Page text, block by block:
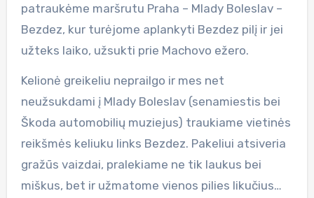
patraukėme maršrutu Praha – Mlady Boleslav –
Bezdez, kur turėjome aplankyti Bezdez pilį ir jei
užteks laiko, užsukti prie Machovo ežero.
Kelionė greikeliu neprailgo ir mes net
neužsukdami į Mlady Boleslav (senamiestis bei
Škoda automobilių muziejus) traukiame vietinės
reikšmės keliuku links Bezdez. Pakeliui atsiveria
gražūs vaizdai, pralekiame ne tik laukus bei
miškus, bet ir užmatome vienos pilies likučius…